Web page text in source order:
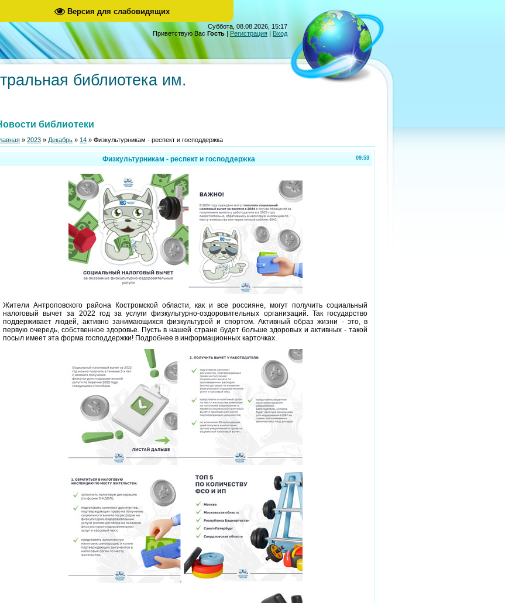
Версия для слабовидящих
Суббота, 08.08.2026, 15:17
Приветствую Вас Гость | Регистрация | Вход
библиотека им.
библиотеки
» 2023 » Декабрь » 14 » Физкультурникам - респект и господдержка
09:53
Физкультурникам - респект и господдержка
Жители Антроповского района Костромской области, как и все россияне, могут получить социальный
налоговый вычет за 2022 год за услуги физкультурно-оздоровительных организаций. Так государство
поддерживает людей, активно занимающихся физкультурой и спортом. Активный образ жизни - это, в
первую очередь, собственное здоровье. Пусть в нашей стране будет больше здоровых и активных - такой
посыл имеет эта форма господдержки! Подробнее в информационных карточках.